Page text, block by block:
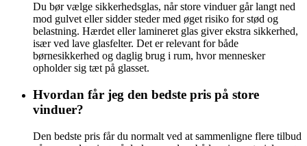
Du bør vælge sikkerhedsglas, når store vinduer går langt ned
mod gulvet eller sidder steder med øget risiko for stød og
belastning. Hærdet eller lamineret glas giver ekstra sikkerhed,
især ved lave glasfelter. Det er relevant for både
børnesikkerhed og daglig brug i rum, hvor mennesker
opholder sig tæt på glasset.
Hvordan får jeg den bedste pris på store
vinduer?
Den bedste pris får du normalt ved at sammenligne flere tilbud